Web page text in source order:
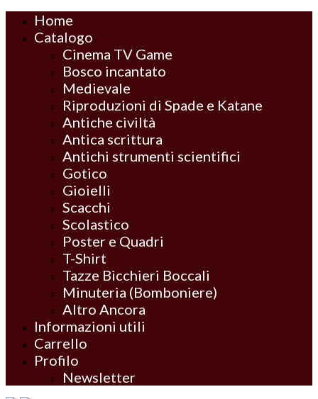
Home
Catalogo
Cinema TV Game
Bosco incantato
Medievale
Riproduzioni di Spade e Katane
Antiche civiltà
Antica scrittura
Antichi strumenti scientifici
Gotico
Gioielli
Scacchi
Scolastico
Poster e Quadri
T-Shirt
Tazze Bicchieri Boccali
Minuteria (Bomboniere)
Altro Ancora
Informazioni utili
Carrello
Profilo
Newsletter